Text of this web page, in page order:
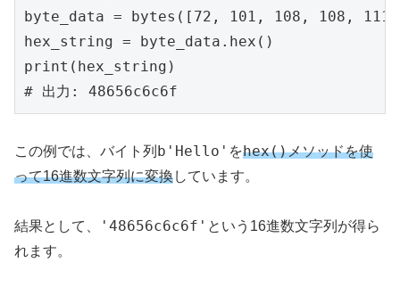
byte_data = bytes([72, 101, 108, 108,
hex_string = byte_data.hex()
print(hex_string)
# 出力: 48656c6c6f
この例では、バイト列 b'Hello' をhex()メソッドを使
って16進数文字列に変換しています。
結果として、 '48656c6c6f' という16進数文字列が得ら
れます。